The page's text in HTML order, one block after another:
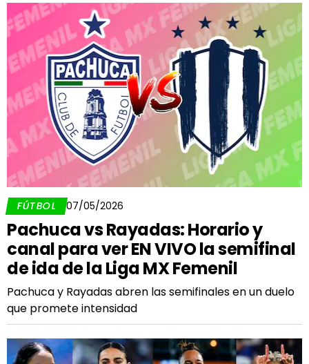
FÚTBOL 07/05/2026
Pachuca vs Rayadas: Horario y
canal para ver EN VIVO la semifinal
de ida de la Liga MX Femenil
Pachuca y Rayadas abren las semifinales en un duelo
que promete intensidad